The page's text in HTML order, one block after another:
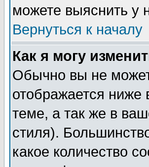
можете выяснить у
Вернуться к началу
Как я могу
Обычно вы не
отображается
теме, а так же в
стиля).
какое количество